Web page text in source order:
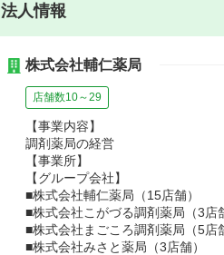
法人情報
株式会社輔仁薬局
店舗数10～29
【事業内容】
調剤薬局の経営
【事業所】
【グループ会社】
■株式会社輔仁薬局（15店舗）
■株式会社こがづる調剤薬局（3店
■株式会社まごころ調剤薬局（5店
■株式会社みさと薬局（3店舗）